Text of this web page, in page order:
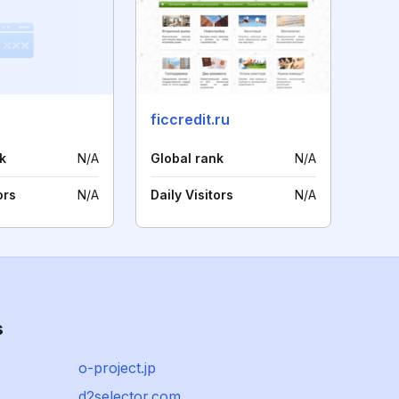
N/A
N/A
ficcredit.ru
Global rank N/A
Daily Visitors N/A
o-project.jp